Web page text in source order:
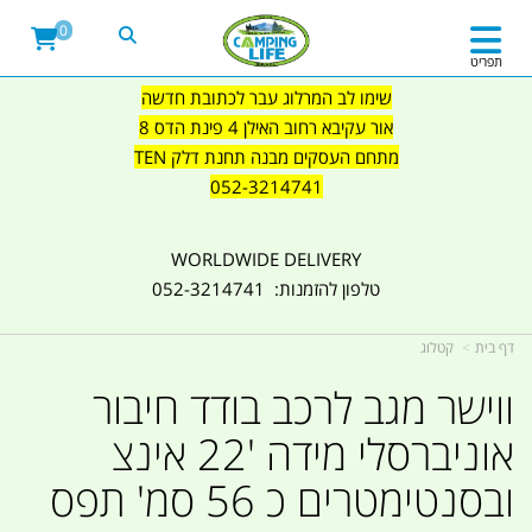
שימו לב המרלוג עבר לכתובת חדשה
אור עקיבא רחוב האילן 4 פינת הדס 8
מתחם העסקים מבנה תחנת דלק TEN
052-3214741
WORLDWIDE DELIVERY
טלפון להזמנות: 052-3214741
תפריט
0
דף בית קטלוג
ווישר מגב לרכב בודד חיבור
אוניברסלי מידה '22 אינצ
ובסנטימטרים כ 56 סמ' תפס